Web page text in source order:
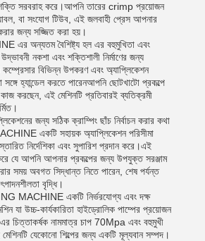
শক্তি সরবরাহ করে।আপনি তারের crimp প্রয়োজন
বা সংযোগ টিউব, এই জলবাহী প্রেস আপনার
করার জন্য সজ্জিত করা হয়।
এর অন্যতম বৈশিষ্ট্য হল এর বহুমুখিতা এবং
নকশা এবং শক্তিশালী নির্মাণের জন্য
বিভিন্ন উপকরণ এবং অ্যাপ্লিকেশন
সঙ্গে হ্যান্ডেল করতে পারেনআপনি ছোটখাটো প্রকল্পে
করছেন, এই মেশিনটি প্রতিবারই ব্যতিক্রমী
জন্য সঠিক ক্রাম্পিং ছাঁচ নির্বাচন করার কথা
একটি সহায়ক অ্যাপ্লিকেশন পরিসীমা
নির্দেশিকা এবং সুপারিশ প্রদান করে।এই
যে আপনি আপনার প্রকল্পের জন্য উপযুক্ত সরঞ্জাম
সময় অবগত সিদ্ধান্ত নিতে পারেন, শেষ পর্যন্ত
বৃদ্ধি।
MACHINE একটি নির্ভরযোগ্য এবং দক্ষ
যা উচ্চ-কার্যকারিতা হাইড্রোলিক পাম্পের প্রয়োজন
চিত্তাকর্ষক নামমাত্র চাপ 70Mpa এবং বহুমুখী
যেকোনো শিল্পের জন্য একটি মূল্যবান সম্পদ।